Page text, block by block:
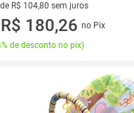
R$ 104,80 sem juros
de R$ 104,80 sem juros
R$ 180,26 no Pix
de desconto no pix)